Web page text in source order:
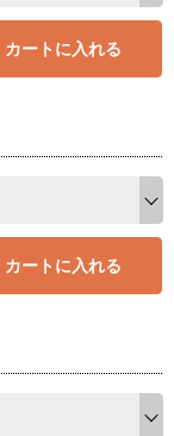
カートに入れる
カートに入れる